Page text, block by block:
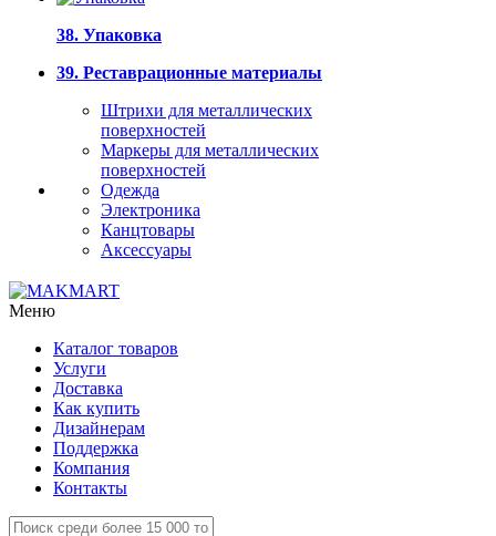
38. Упаковка
39. Реставрационные материалы
Штрихи для металлических
поверхностей
Маркеры для металлических
поверхностей
Одежда
Электроника
Канцтовары
Аксессуары
Меню
Каталог товаров
Услуги
Доставка
Как купить
Дизайнерам
Поддержка
Компания
Контакты